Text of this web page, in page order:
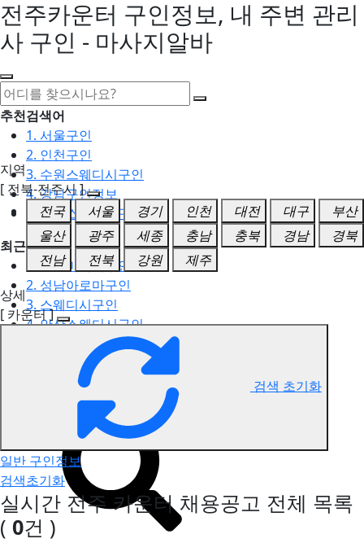
전주카운터 구인정보, 내 주변 관리
사 구인 - 마사지알바
추천검색어
1. 서울구인
2. 인천구인
3. 수원스웨디시구인
4. 강남구인정보
5. 동탄스웨디시구인
최근검색어
1. 일산마사지구인
2. 성남아로마구인
3. 스웨디시구인
4. 안산스웨디시구인
5. 아로마구인
전주 카운터 구인정보
지역
[ 전북-전주시 ]
전국
서울 경기 인천 대전 대구
부산
울산
광주 세종 충남 충북 경남
경북
전남
전북 강원
제주
상세
[ 카운터 ]
검색 초기화
일반 구인정보
검색초기화
실시간 전주 카운터 채용공고 전체 목록
( 0건 )